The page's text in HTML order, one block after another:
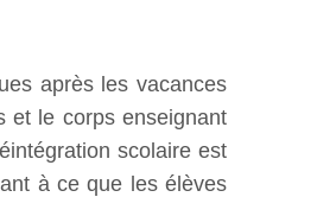
après les vacances
et le corps enseignant
scolaire est
à ce que les élèves